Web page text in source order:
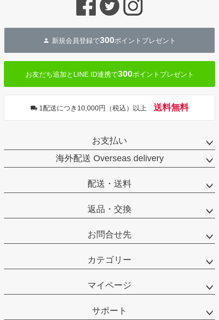
新規会員登録で300ポイントプレゼント
お友だち追加とLINE ID連携で300ポイントプレゼント
1配送につき10,000円（税込）以上 送料無料
お支払い
海外配送 Overseas delivery
配送・送料
返品・交換
お問合せ先
カテゴリー
マイページ
サポート